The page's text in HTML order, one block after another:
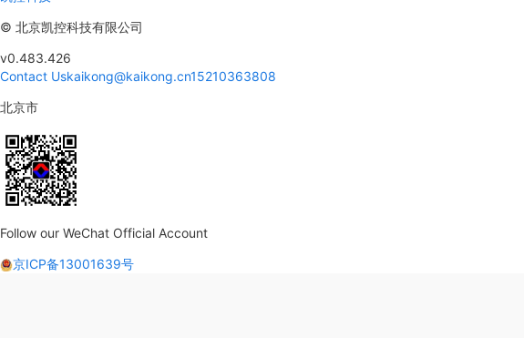
© 北京凯控科技有限公司
v0.483.426
Contact Uskaikong@kaikong.cn15210363808
北京市
Follow our WeChat Official Account
京ICP备13001639号